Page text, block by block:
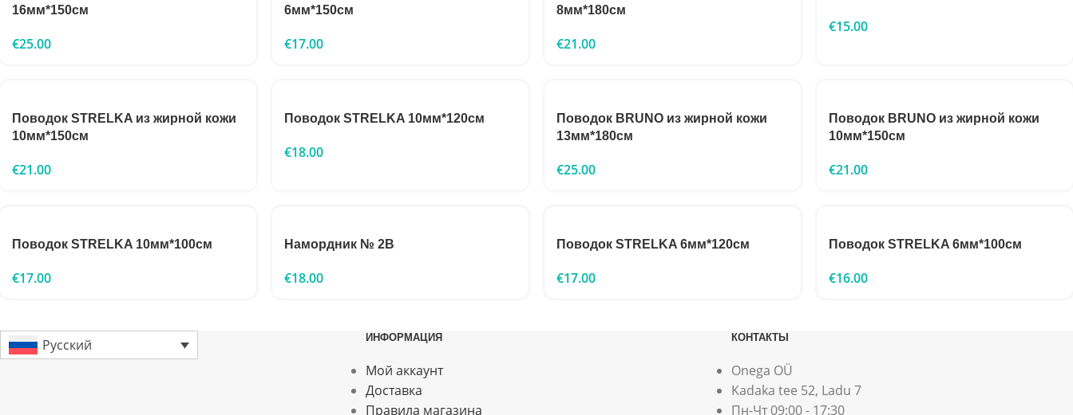
16мм*150см
€25.00
6мм*150см
€17.00
8мм*180см
€21.00
€15.00
Поводок STRELKA из жирной кожи
10мм*150см
€21.00
Поводок STRELKA 10мм*120см
€18.00
Поводок BRUNO из жирной кожи
13мм*180см
€25.00
Поводок BRUNO из жирной кожи
10мм*150см
€21.00
Поводок STRELKA 10мм*100см
€17.00
Намордник № 2B
€18.00
Поводок STRELKA 6мм*120см
€17.00
Поводок STRELKA 6мм*100см
€16.00
Русский ИНФОРМАЦИЯ
Мой аккаунт
Доставка
Правила магазина
КОНТАКТЫ
Onega OÜ
Kadaka tee 52, Ladu 7
Пн-Чт 09:00 - 17:30